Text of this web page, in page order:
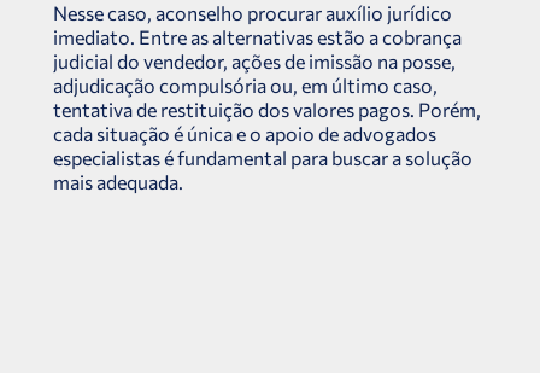
Nesse caso, aconselho procurar auxílio jurídico
imediato. Entre as alternativas estão a cobrança
judicial do vendedor, ações de imissão na posse,
adjudicação compulsória ou, em último caso,
tentativa de restituição dos valores pagos. Porém,
cada situação é única e o apoio de advogados
especialistas é fundamental para buscar a solução
mais adequada.